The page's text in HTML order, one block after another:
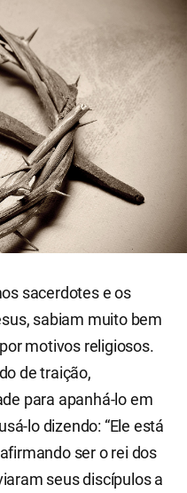
sacerdotes e os
sabiam muito bem
motivos religiosos.
de traição,
para apanhá-lo em
lo dizendo: “Ele está
ser o rei dos
seus discípulos a